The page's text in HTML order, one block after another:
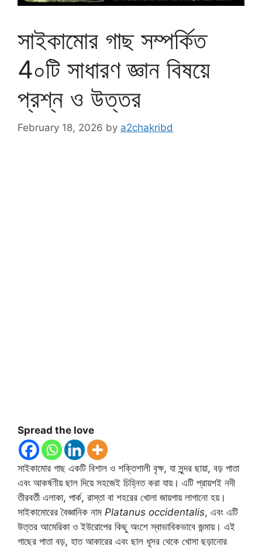
সাইকামোর গাছ সম্পর্কিত
4০টি সাধারণ জ্ঞান বিষয়ে
প্রশ্ন ও উত্তর
February 18, 2026 by a2chakribd
Spread the love
সাইকামোর গাছ একটি বিশাল ও শক্তিশালী বৃক্ষ, যা সুন্দর ছায়া, বড় পাতা
এবং আকর্ষণীয় ছাল দিয়ে সহজেই চিহ্নিত করা যায়। এটি প্রায়শই নদী
তীরবর্তী এলাকা, পার্ক, রাস্তা বা শহরের খোলা জায়গায় লাগানো হয়।
সাইকামোরের বৈজ্ঞানিক নাম Platanus occidentalis, এবং এটি
উত্তর আমেরিকা ও ইউরোপের কিছু অংশে স্বাভাবিকভাবে জন্মায়। এই
গাছের পাতা বড়, হাত আকারের এবং ছাল ধূসর থেকে খোসা ছড়ানোর